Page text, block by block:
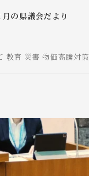
の県議会だより
教育 災害 物価高騰対策